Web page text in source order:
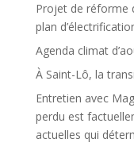
Projet de réforme
plan
Agenda climat
À Saint-Lô, la
Entretien avec
perdu est
actuelles qui